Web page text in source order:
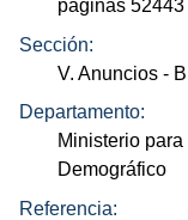
páginas
Sección:
V. Anuncios -
Departamento:
Ministerio
Demográfico
Referencia: